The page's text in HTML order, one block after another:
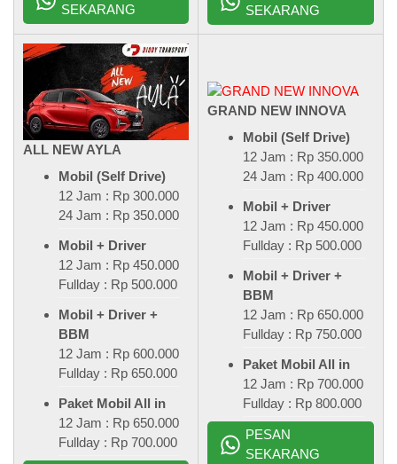
SEKARANG
SEKARANG
ALL NEW AYLA
Mobil (Self Drive)
12 Jam : Rp 300.000
24 Jam : Rp 350.000
Mobil + Driver
12 Jam : Rp 450.000
Fullday : Rp 500.000
Mobil + Driver +
BBM
12 Jam : Rp 600.000
Fullday : Rp 650.000
Paket Mobil All in
12 Jam : Rp 650.000
Fullday : Rp 700.000
GRAND NEW INNOVA
Mobil (Self Drive)
12 Jam : Rp 350.000
24 Jam : Rp 400.000
Mobil + Driver
12 Jam : Rp 450.000
Fullday : Rp 500.000
Mobil + Driver +
BBM
12 Jam : Rp 650.000
Fullday : Rp 750.000
Paket Mobil All in
12 Jam : Rp 700.000
Fullday : Rp 800.000
PESAN
SEKARANG